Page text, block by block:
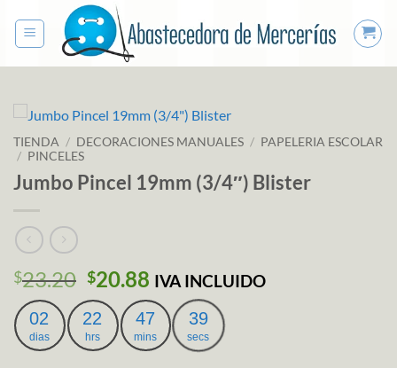
TIENDA / DECORACIONES MANUALES / PAPELERIA ESCOLAR
/ PINCELES
Jumbo Pincel 19mm (3/4″) Blister
$23.20 El
precio
original
era:
$20.88 El
precio
actual
es:
IVA INCLUIDO
02
dias
22
hrs
47
mins
39
secs